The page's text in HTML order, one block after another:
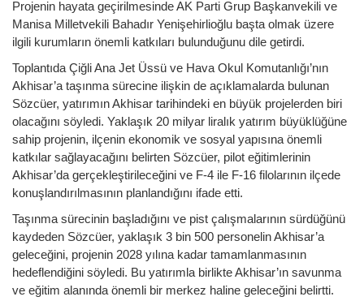
Projenin hayata geçirilmesinde AK Parti Grup Başkanvekili ve
Manisa Milletvekili Bahadır Yenişehirlioğlu başta olmak üzere
ilgili kurumların önemli katkıları bulunduğunu dile getirdi.
Toplantıda Çiğli Ana Jet Üssü ve Hava Okul Komutanlığı’nın
Akhisar’a taşınma sürecine ilişkin de açıklamalarda bulunan
Sözcüer, yatırımın Akhisar tarihindeki en büyük projelerden biri
olacağını söyledi. Yaklaşık 20 milyar liralık yatırım büyüklüğüne
sahip projenin, ilçenin ekonomik ve sosyal yapısına önemli
katkılar sağlayacağını belirten Sözcüer, pilot eğitimlerinin
Akhisar’da gerçekleştirileceğini ve F-4 ile F-16 filolarının ilçede
konuşlandırılmasının planlandığını ifade etti.
Taşınma sürecinin başladığını ve pist çalışmalarının sürdüğünü
kaydeden Sözcüer, yaklaşık 3 bin 500 personelin Akhisar’a
geleceğini, projenin 2028 yılına kadar tamamlanmasının
hedeflendiğini söyledi. Bu yatırımla birlikte Akhisar’ın savunma
ve eğitim alanında önemli bir merkez haline geleceğini belirtti.